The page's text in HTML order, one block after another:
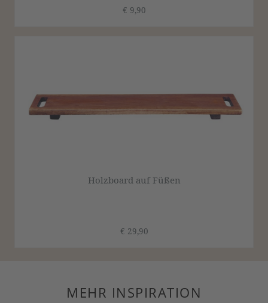
€ 9,90
Holzboard auf Füßen
€ 29,90
MEHR INSPIRATION